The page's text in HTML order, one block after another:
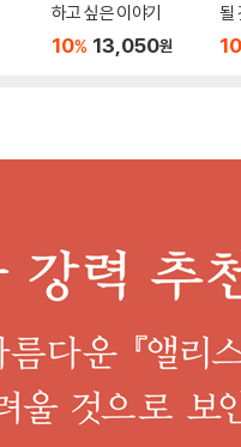
하고 싶은 이야기
10% 13,050원
될
트
10